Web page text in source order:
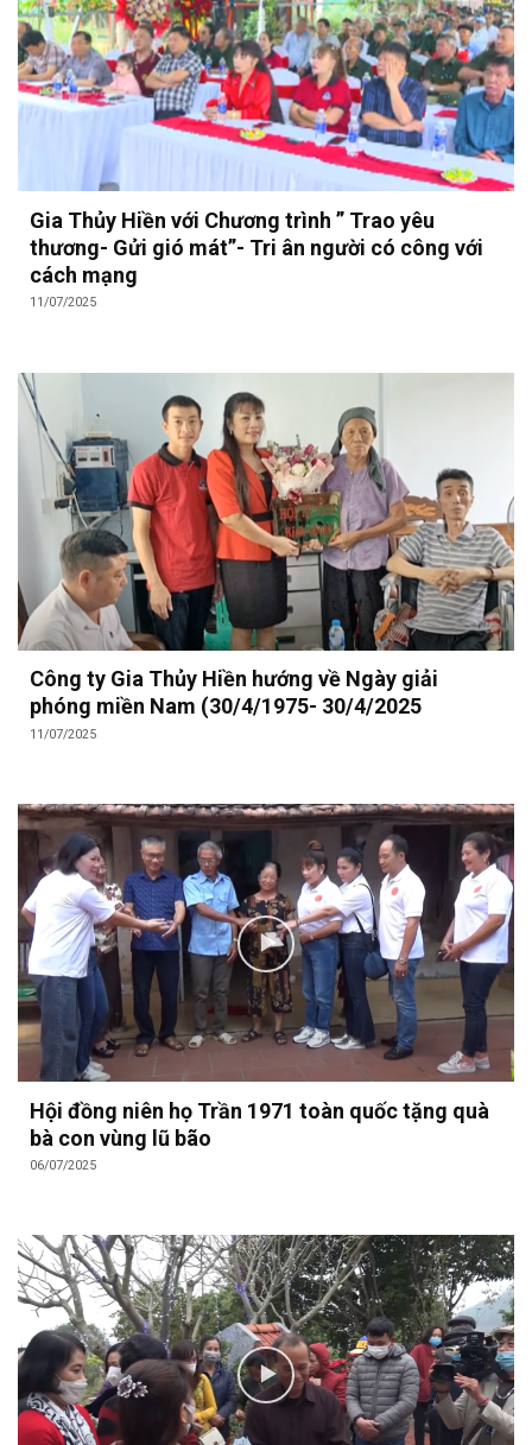
Gia Thủy Hiền với Chương trình ” Trao yêu
thương- Gửi gió mát”- Tri ân người có công với
cách mạng
11/07/2025
Công ty Gia Thủy Hiền hướng về Ngày giải
phóng miền Nam (30/4/1975- 30/4/2025
11/07/2025
Hội đồng niên họ Trần 1971 toàn quốc tặng quà
bà con vùng lũ bão
06/07/2025